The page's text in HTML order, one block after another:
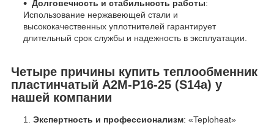
Долговечность и стабильность работы:
Использование нержавеющей стали и
высококачественных уплотнителей гарантирует
длительный срок службы и надежность в эксплуатации.
Четыре причины купить теплообменник
пластинчатый A2M-Р16-25 (S14a) у
нашей компании
Экспертность и профессионализм: «Teploheat»